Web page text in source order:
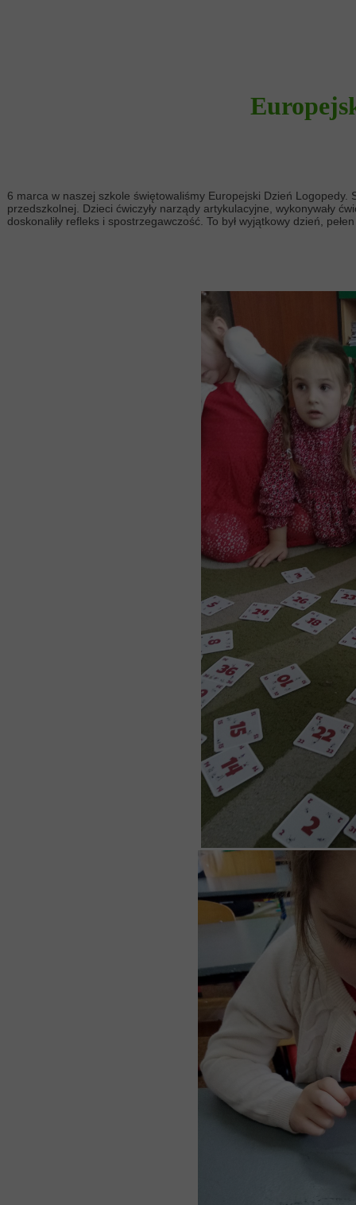
6 marca w naszej szkole świętowaliśmy Europejski Dzień
przedszkolnej. Dzieci ćwiczyły narządy artykulacyjne, wykonywały
doskonaliły refleks i spostrzegawczość. To był wyjątkowy dzień,